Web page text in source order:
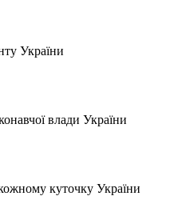
України
влади України
куточку України